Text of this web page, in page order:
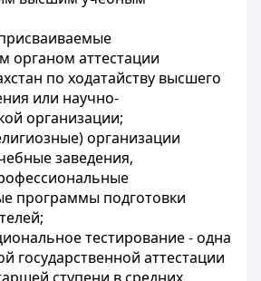
органом аттестации
по ходатайству высшего
или научно-
организации;
организации
заведения,
программы подготовки
тестирование - одна
государственной аттестации